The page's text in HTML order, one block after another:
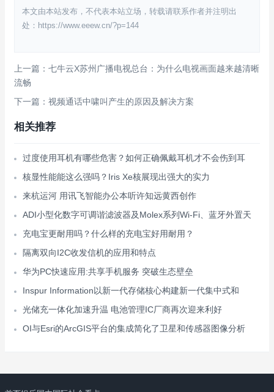
本文由本站发布，不代表本站立场，转载请联系作者并注明出
处：https://www.eeew.cn/?p=144
上一篇：七牛云X苏州广播电视总台：为什么电视画面越来越清晰
流畅
下一篇：视频通话中啸叫产生的原因及解决方案
相关推荐
过度使用耳机有哪些危害？如何正确佩戴耳机才不会伤到耳
核显性能能这么强吗？Iris Xe核展现出强大的实力
来杭运河 用讯飞智能办公本听许知远黄西创作
ADI小型化数字可调谐滤波器及Molex系列Wi-Fi、蓝牙外置天
充电宝更耐用吗？什么样的充电宝好用耐用？
隔离双向I2C收发信机的应用和特点
华为PC快速应用:共享手机服务 突破生态壁垒
Inspur Information以新一代存储核心构建新一代集中式和
光储充一体化加速升温 电池管理IC厂商再次迎来利好
OI与Esri的ArcGIS平台的集成简化了卫星和传感器图像分析